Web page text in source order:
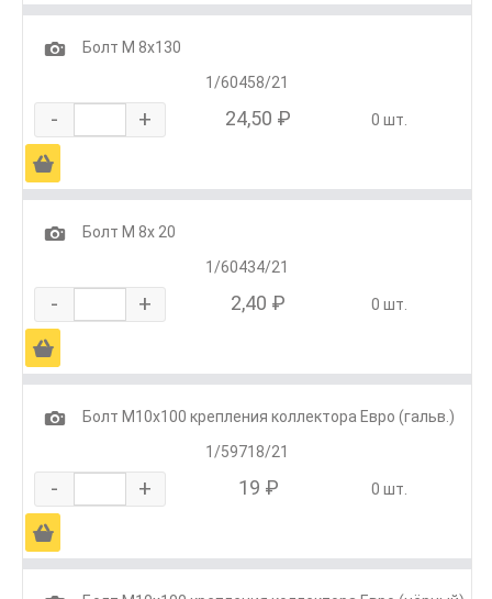
1
Болт М 8х130
1/60458/21
- + 24,50 ₽ 0 шт.
Ä
1
Болт М 8х 20
1/60434/21
- + 2,40 ₽ 0 шт.
Ä
1
Болт М10х100 крепления коллектора Евро (гальв.)
1/59718/21
- + 19 ₽ 0 шт.
Ä